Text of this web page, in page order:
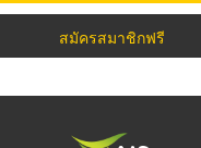
สมัครสมาชิกฟรี